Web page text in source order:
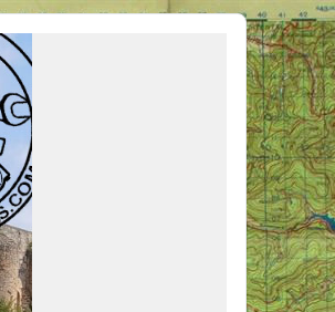
partager vos activités.